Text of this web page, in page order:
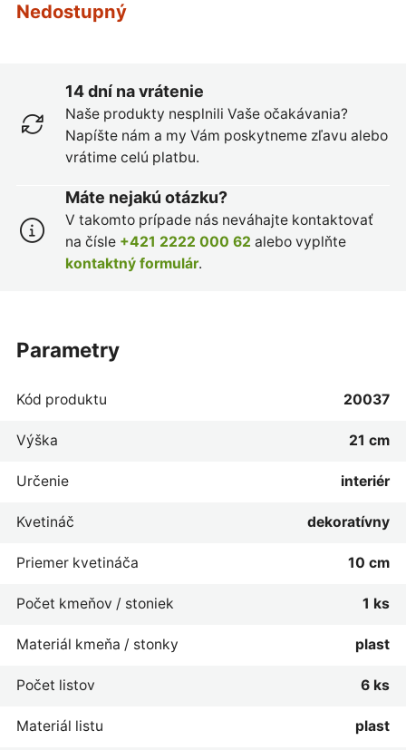
Nedostupný
14 dní na vrátenie
Naše produkty nesplnili Vaše očakávania?
Napíšte nám a my Vám poskytneme zľavu alebo
vrátime celú platbu.
Máte nejakú otázku?
V takomto prípade nás neváhajte kontaktovať
na čísle +421 2222 000 62 alebo vyplňte
kontaktný formulár.
parametry
Kód produktu 20037
Výška 21 cm
Určenie interiér
Kvetináč dekoratívny
Priemer kvetináča 10 cm
Počet kmeňov / stoniek 1 ks
Materiál kmeňa / stonky plast
Počet listov 6 ks
Materiál listu plast